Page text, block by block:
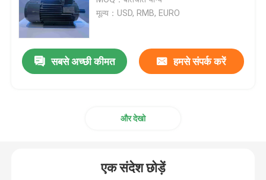
तीन चरण इलेक्ट्रिक मोटर्स
कम वोल्टेज इलेक्ट्रिक मोटर्स
मूल्य：USD, RMB, EURO
सबसे अच्छी कीमत हमसे संपर्क करें
और देखो
एक संदेश छोड़ें